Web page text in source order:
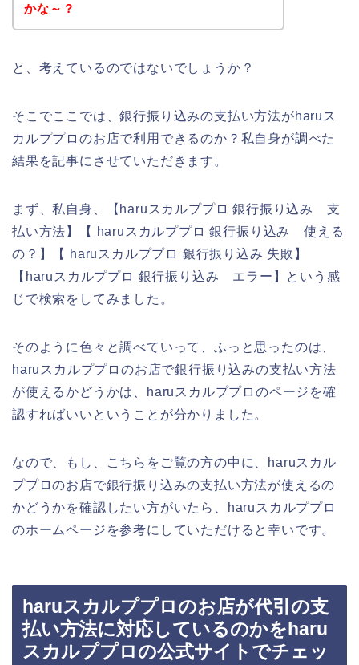
かな～？
と、考えているのではないでしょうか？
そこでここでは、銀行振り込みの支払い方法がharuス
カルププロのお店で利用できるのか？私自身が調べた
結果を記事にさせていただきます。
まず、私自身、【haruスカルププロ 銀行振り込み 支
払い方法】【 haruスカルププロ 銀行振り込み 使える
の？】【 haruスカルププロ 銀行振り込み 失敗】
【haruスカルププロ 銀行振り込み エラー】という感
じで検索をしてみました。
そのように色々と調べていって、ふっと思ったのは、
haruスカルププロのお店で銀行振り込みの支払い方法
が使えるかどうかは、haruスカルププロのページを確
認すればいいということが分かりました。
なので、もし、こちらをご覧の方の中に、haruスカル
ププロのお店で銀行振り込みの支払い方法が使えるの
かどうかを確認したい方がいたら、haruスカルププロ
のホームページを参考にしていただけると幸いです。
haruスカルププロのお店が代引の支
払い方法に対応しているのかをharu
スカルププロの公式サイトでチェッ